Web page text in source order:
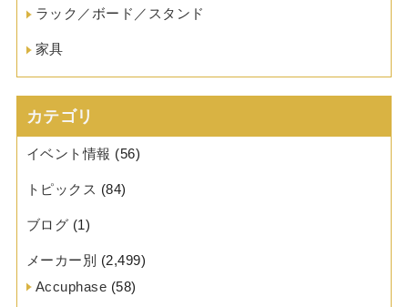
ラック／ボード／スタンド
家具
カテゴリ
イベント情報 (56)
トピックス (84)
ブログ (1)
メーカー別 (2,499)
Accuphase (58)